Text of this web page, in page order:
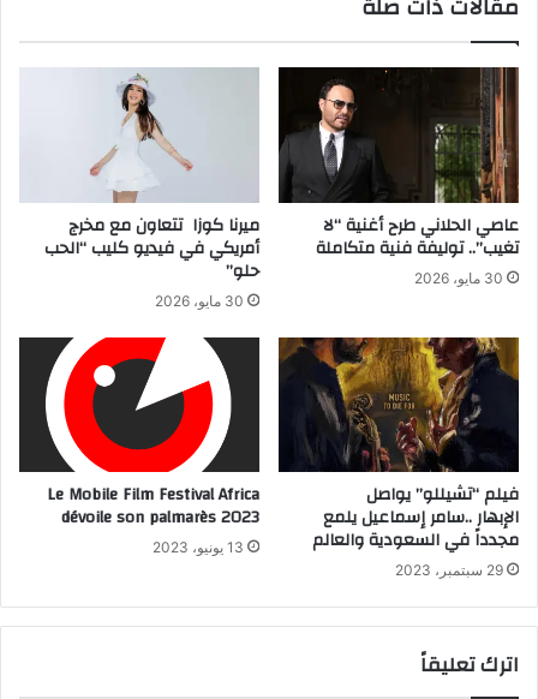
عاصي الحلاني طرح أغنية “لا
تغيب”.. توليفة فنية متكاملة
30 مايو، 2026
ميرنا كوزا تتعاون مع مخرج
أمريكي في فيديو كليب “الحب
حلو”
30 مايو، 2026
فيلم “تشيللو” يواصل
الإبهار ..سامر إسماعيل يلمع
مجدداً في السعودية والعالم
29 سبتمبر، 2023
Le Mobile Film Festival Africa
dévoile son palmarès 2023
13 يونيو، 2023
اترك تعليقاً